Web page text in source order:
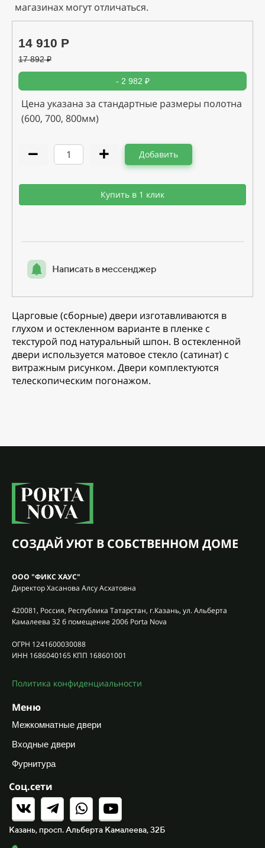
магазинах могут отличаться.
14 910 Р
17 892₽
- 2 982 ₽
Цена указана за стандартные размеры полотна
(600, 700, 800мм)
Добавить
Купить в 1 клик
Написать в мессенджер
Царговые (сборные) двери изготавливаются в
глухом и остекленном варианте в пленке с
текстурой под натуральный шпон. В остекленной
двери используется матовое стекло (сатинат) с
витражным рисунком. Двери комплектуются
телескопическим погонажом.
СОЗДАЙ УЮТ В СОБСТВЕННОМ ДОМЕ
ООО "ФИКС ХАУС"
Директор Хасанова Алсу Асхатовна
420081, Россия, Республика Татарстан, г.Казань, ул. Альберта
Камалеева 32 б помещение 2006 Porta Nova
ОГРН 1241600030088
ИНН 1686040165 КПП 168601001
Политика конфиденциальности
Меню
Межкомнатные двери
Входные двери
Фурнитура
Соц.сети
Казань, просп. Альберта Камалеева, 32Б